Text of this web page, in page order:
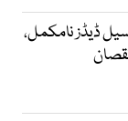
ڈیڈز نامکمل،